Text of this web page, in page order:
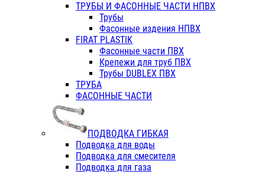
ТРУБЫ И ФАСОННЫЕ ЧАСТИ НПВХ
Трубы
Фасонные издения НПВХ
FIRAT PLASTIK
Фасонные части ПВХ
Крепежи для труб ПВХ
Трубы DUBLEX ПВХ
ТРУБА
ФАСОННЫЕ ЧАСТИ
ПОДВОДКА ГИБКАЯ
Подводка для воды
Подводка для смесителя
Подводка для газа